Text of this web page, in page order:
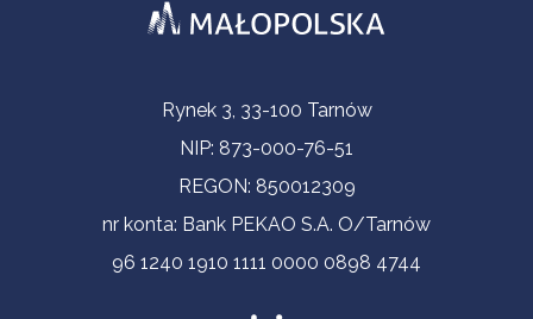
Informacje kontaktoweRynek 3, 33-100 Tarnów
NIP: 873-000-76-51
REGON: 850012309
nr konta: Bank PEKAO S.A. O/Tarnów
96 1240 1910 1111 0000 0898 4744